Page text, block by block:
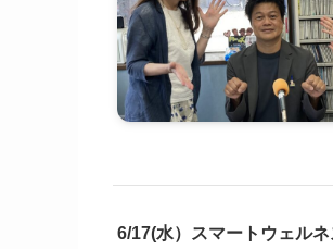
6/17(水）スマートウェル